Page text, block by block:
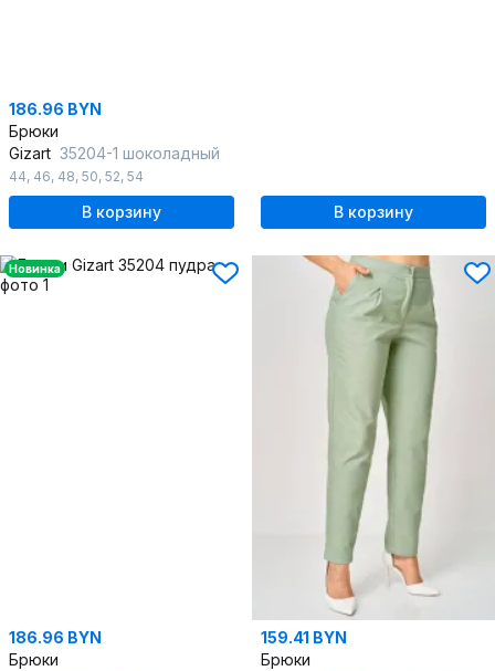
186.96 BYN
Брюки
Gizart 35204-1 шоколадный
44, 46, 48, 50, 52, 54
В корзину В корзину
Новинка
186.96 BYN
Брюки
159.41 BYN
Брюки